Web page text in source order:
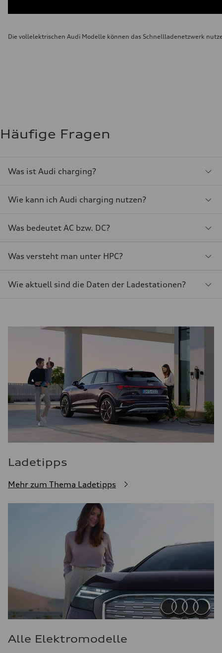
Die vollelektrischen Audi Modelle können das Schnellladenetzwerk
Häufige Fragen
Was ist Audi charging?
Wie kann ich Audi charging nutzen?
Was bedeutet AC bzw. DC?
Was versteht man unter HPC?
Wie aktuell sind die Daten der Ladestationen?
Ladetipps
Mehr zum Thema Ladetipps
Alle Elektromodelle